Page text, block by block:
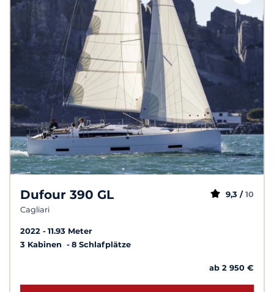
Dufour 390 GL
Cagliari
9,3 / 10
2022
11.93 Meter
3 Kabinen
8 Schlafplätze
ab 2 950 €